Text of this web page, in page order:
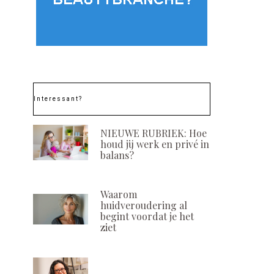
Potje
Interessant?
NIEUWE RUBRIEK: Hoe
houd jij werk en privé in
balans?
Waarom
huidveroudering al
begint voordat je het
ziet